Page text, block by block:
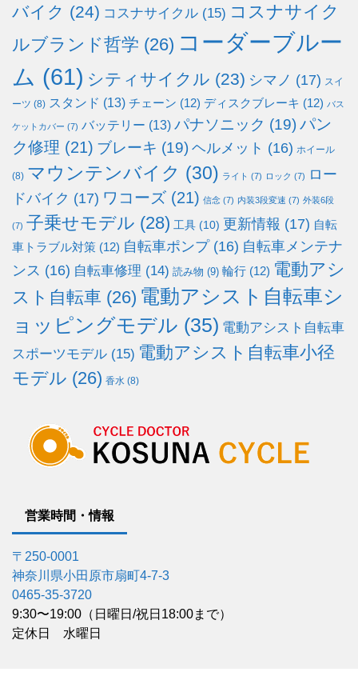
バイク (24) コスナサイクル (15) コスナサイク
ルブランド哲学 (26) コーダーブルー
ム (61) シティサイクル (23) シマノ (17) スイ
ーツ (8) スタンド (13) チェーン (12) ディスクブレーキ (12) バス
ケットカバー (7) バッテリー (13) パナソニック (19)パン
ク修理 (21) ブレーキ (19) ヘルメット (16) ホイール
(8) マウンテンバイク (30) ライト (7) ロック (7)
ロー
ドバイク (17) ワコーズ (21) 信念 (7) 内装3段変速 (7) 外装6段
(7) 子乗せモデル (28) 工具 (10) 更新情報 (17) 自転
車トラブル対策 (12) 自転車ポンプ(16) 自転車メンテナ
ンス (16) 自転車修理 (14) 読み物 (9) 輪行 (12) 電動アシ
スト自転車 (26) 電動アシスト自転車シ
ョッピングモデル (35) 電動アシスト自転車
スポーツモデル (15) 電動アシスト自転車小径
モデル (26) 香水 (8)
営業時間・情報
〒250-0001
神奈川県小田原市扇町4-7-3
0465-35-3720
9:30〜19:00（日曜日/祝日18:00まで）
定休日 水曜日